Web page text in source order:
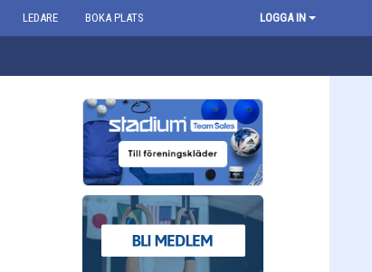
LEDARE BOKA PLATS LOGGA IN